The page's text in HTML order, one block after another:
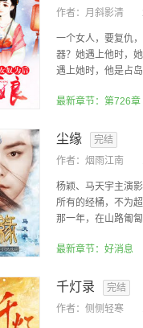
作者： 月斜影清
一个女人，要复仇
器？她遇上他时，
遇上她时，他是占
最新章节：第726章
尘缘
完结
作者： 烟雨江南
杨颖、马天宇主演
所有的经桶，不为
那一年，在山路匍
最新章节：好消息
千灯录
完结
作者： 侧侧轻寒